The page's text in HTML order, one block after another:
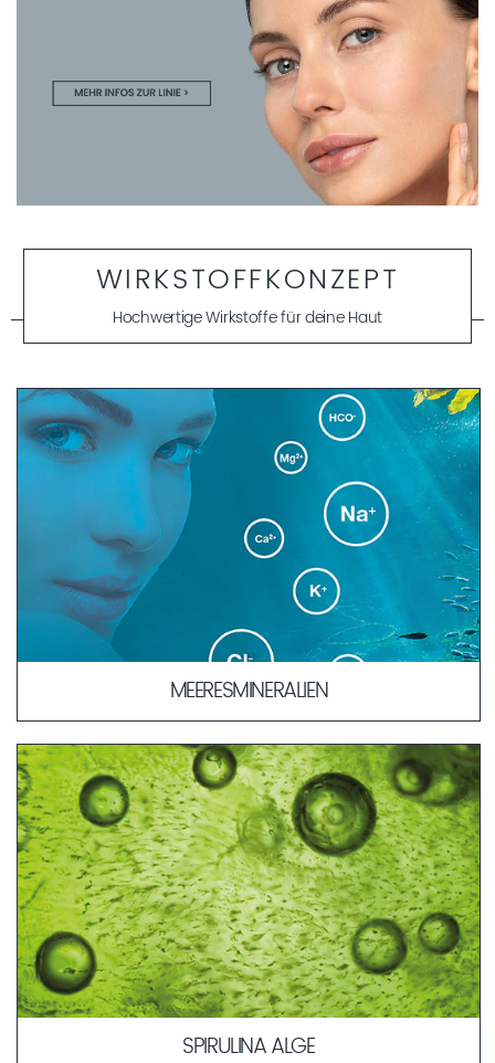
WIRKSTOFFKONZEPT
Hochwertige Wirkstoffe für deine Haut
MEERESMINERALIEN
Die Ähnlichkeit in der Zusammensetzung der
Meeresmineralien zum Blutplasma erlaubt eine schnellere
und verträglichere Aufnahme der Wirkstoffe in tiefere
Hautschichten. Durch ihre körperbekannte Kombination
dienen sie als „Transportmittel“ für weitere Wirkstoffe in die
Haut.
MEHR ERFAHREN
SPIRULINA ALGE